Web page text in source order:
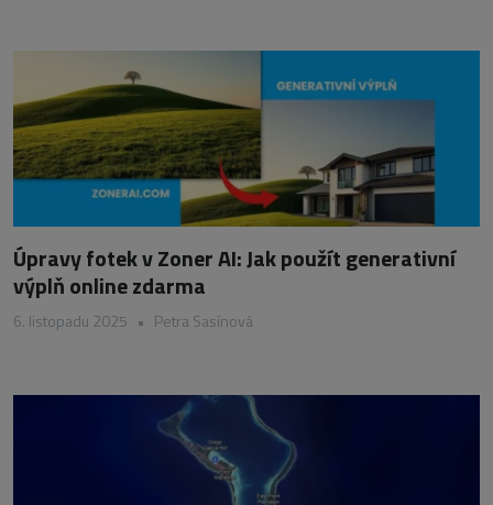
Úpravy fotek v Zoner AI: Jak použít generativní
výplň online zdarma
6. listopadu 2025 • Petra Sasínová